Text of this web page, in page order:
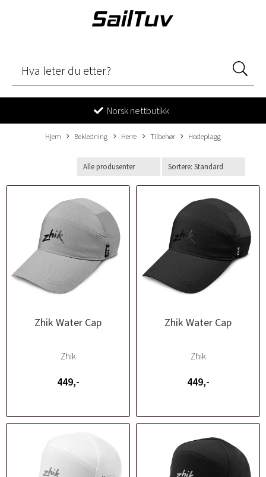
Norsk nettbutikk
Hjem Bekledning Herre Tilbehør Hodeplagg
Zhik Water Cap
Zhik
449,-
Zhik Water Cap
Zhik
449,-